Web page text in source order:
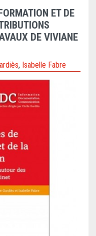
ET DE
DE VIVIANE
, Isabelle Fabre